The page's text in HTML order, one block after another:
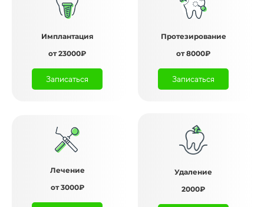
Имплантация
от 23000₽
Записаться
Протезирование
от 8000₽
Записаться
Лечение
от 3000₽
Удаление
2000₽